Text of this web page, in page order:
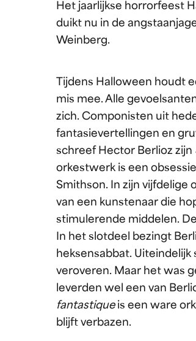
Het jaarlijkse horrorfeest
duikt nu in de
Weinberg.
Tijdens Halloween houdt
mis mee. Alle
zich. Componisten uit
fantasievertellingen en
schreef Hector Berlioz zijn
orkestwerk is een
Smithson. In zijn vijfdelige
van een kunstenaar die
stimulerende middelen.
In het slotdeel bezingt
heksensabbat.
veroveren. Maar het was
leverden wel een van
fantastiqueis een ware
blijft verbazen.